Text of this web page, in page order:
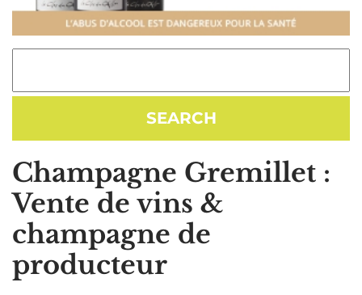
Champagne Gremillet :
Vente de vins &
champagne de
producteur